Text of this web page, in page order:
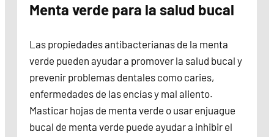
Menta verde para la salud bucal
Las propiedades antibacterianas de la menta
verde pueden ayudar a promover la salud bucal y
prevenir problemas dentales como caries,
enfermedades de las encías y mal aliento.
Masticar hojas de menta verde o usar enjuague
bucal de menta verde puede ayudar a inhibir el